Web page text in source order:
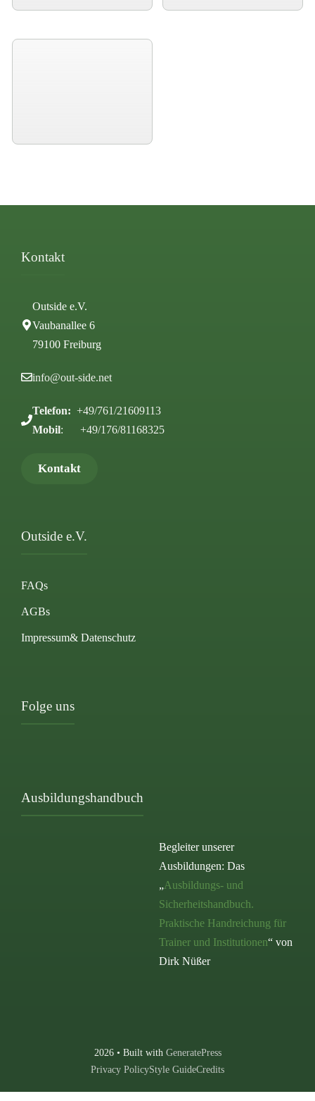
Kontakt
Outside e.V.
Vaubanallee 6
79100 Freiburg
info@out-side.net
Telefon: +49/761/21609113
Mobil: +49/176/81168325
Kontakt
Outside e.V.
FAQs
AGBs
Impressum& Datenschutz
Folge uns
Ausbildungshandbuch
Begleiter unserer
Ausbildungen: Das
„Ausbildungs- und
Sicherheitshandbuch.
Praktische Handreichung für
Trainer und Institutionen“ von
Dirk Nüßer
2026 • Built with GeneratePress
Privacy PolicyStyle GuideCredits